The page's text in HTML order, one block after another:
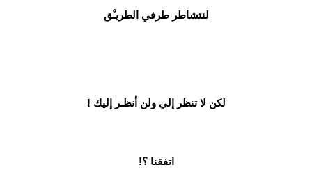
لنتشاطر طرفي الطريـْق
لكن لا تنظر إلي ولن أنظـر إليك !
اتفقنا ؟!